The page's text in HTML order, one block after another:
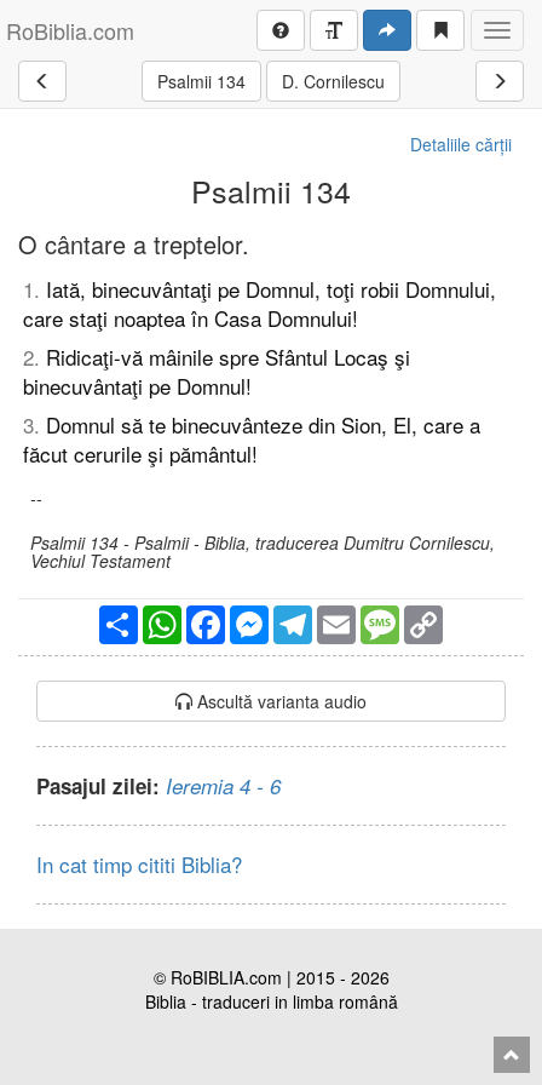
RoBiblia.com
Psalmii 134 D. Cornilescu
Detaliile cărții
Psalmii 134
O cântare a treptelor.
1. Iată, binecuvântaţi pe Domnul, toţi robii Domnului,
care staţi noaptea în Casa Domnului!
2. Ridicaţi-vă mâinile spre Sfântul Locaş şi
binecuvântaţi pe Domnul!
3. Domnul să te binecuvânteze din Sion, El, care a
făcut cerurile şi pământul!
--
Psalmii 134 - Psalmii - Biblia, traducerea Dumitru Cornilescu,
Vechiul Testament
PartajareWhatsAppFacebookMessengerTelegram
Email Message
Ascultă varianta audio
Pasajul zilei: Ieremia 4 - 6
In cat timp cititi Biblia?
© RoBIBLIA.com | 2015 - 2026
Biblia - traduceri in limba română